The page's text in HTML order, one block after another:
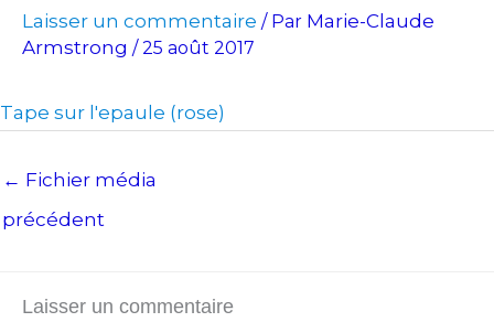
Laisser un commentaire / Par Marie-Claude
Armstrong /25 août 2017
Tape sur l'epaule (rose)
← Fichier média
précédent
Laisser un commentaire